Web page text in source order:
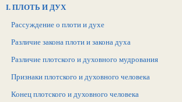
I. ПЛОТЬ И ДУХ
Рассуждение о плоти и духе
Различие закона плоти и закона духа
Различие плотского и духовного мудрования
Признаки плотского и духовного человека
Конец плотского и духовного человека